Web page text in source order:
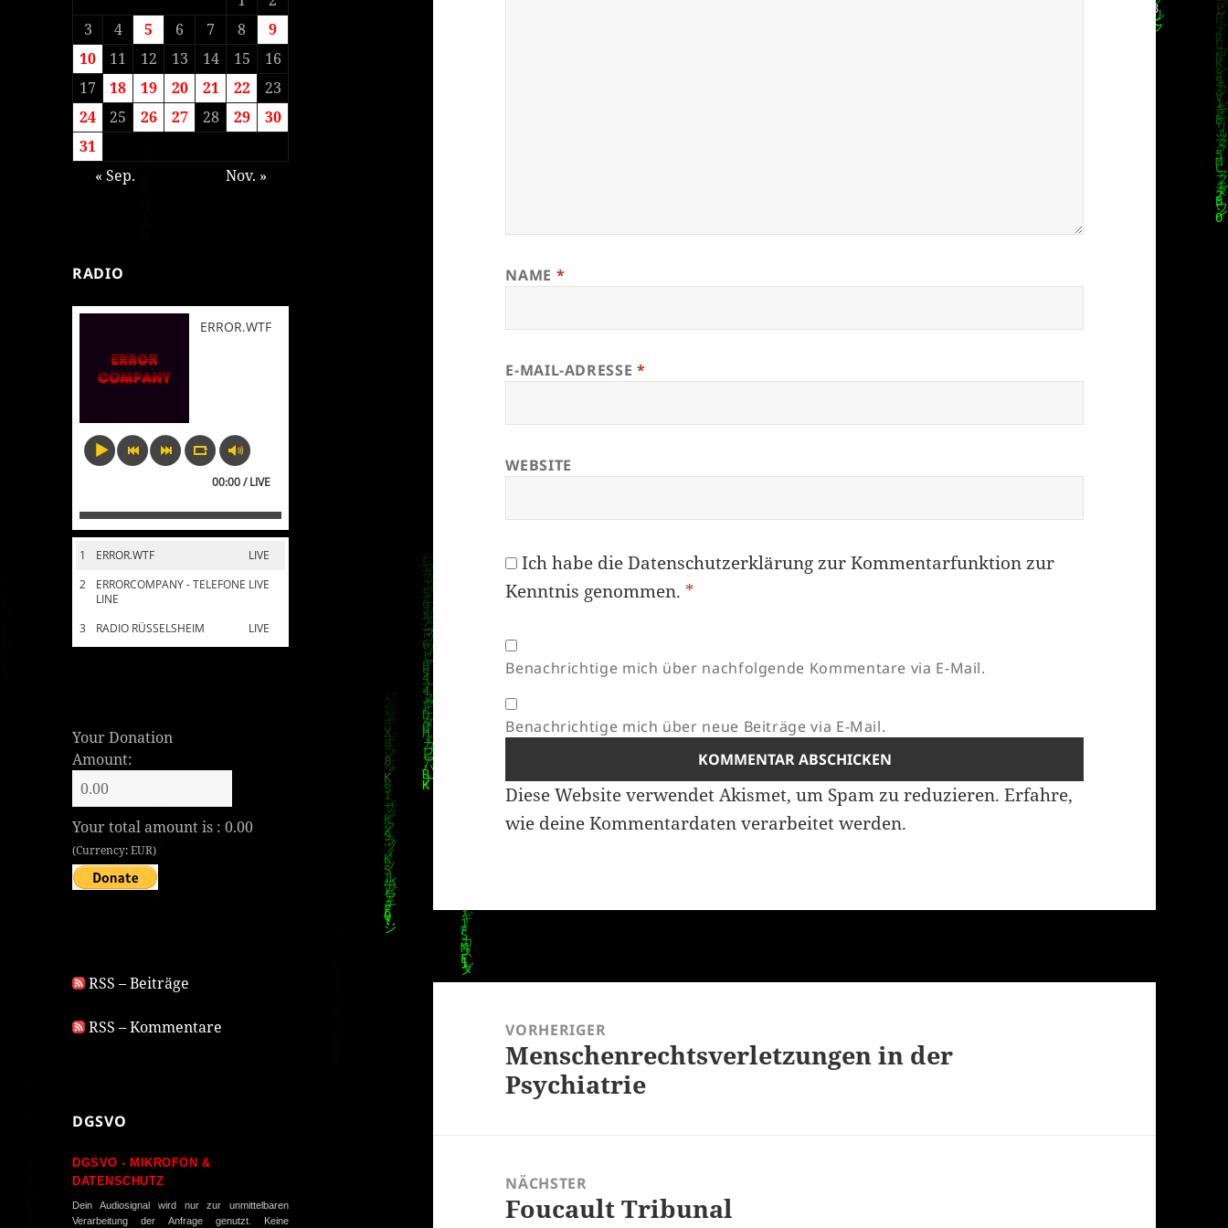
3
4 5 6 7 8
9
10
11 12 13 14 15
16
17
18 19 20 21 22
23
24
25 26 27 28 29
30
31
« Sep.
Nov. »
RADIO
ERROR.WTF
00:00 / LIVE
1 LIVE
ERROR.WTF
2
LIVE
ERRORCOMPANY - TELEFONE
LINE
3
LIVE
RADIO RÜSSELSHEIM
Your Donation
Amount:
Your total amount is :0.00
(Currency: EUR)
RSS – Beiträge
RSS – Kommentare
DGSVO
DGSVO - MIKROFON &
DATENSCHUTZ
Dein Audiosignal wird nur zur unmittelbaren
Verarbeitung der Anfrage genutzt. Keine
NAME *
E-MAIL-ADRESSE *
WEBSITE
Ich habe dieDatenschutzerklärungzur Kommentarfunktion zur
Kenntnis genommen. *
Benachrichtige mich über nachfolgende Kommentare via E-Mail.
Benachrichtige mich über neue Beiträge via E-Mail.
Diese Website verwendet Akismet, um Spam zu reduzieren.Erfahre,
wie deine Kommentardaten verarbeitet werden.
VORHERIGER
Vorheriger
Beitrag:
Menschenrechtsverletzungen in der
Psychiatrie
NÄCHSTER
Nächster
Foucault Tribunal